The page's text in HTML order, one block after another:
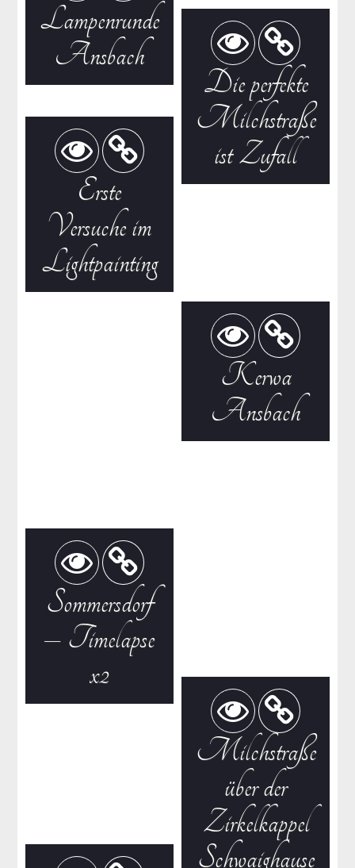
Lampenrunde
Ansbach
Die perfekte
Milchstraße
ist Zufall
Erste
Versuche im
Lightpainting
Kerwa
Ansbach
Sommersdorf
– Timelapse
x2
Milchstraße
über der
Zirkelkappel
Schwaighause